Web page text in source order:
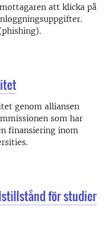
att klicka på
genom alliansen
som har
finansiering inom
för studier